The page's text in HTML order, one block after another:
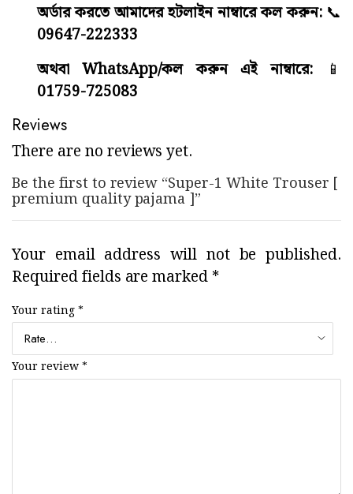
অর্ডার করতে আমাদের হটলাইন নাম্বারে কল করুন:📞
09647-222333
অথবা WhatsApp/কল করুন এই নাম্বারে: 📱
01759-725083
Reviews
There are no reviews yet.
Be the first to review “Super-1 White Trouser [
premium quality pajama ]”
Your email address will not be published.
Required fields are marked*
Your rating*
Your review*